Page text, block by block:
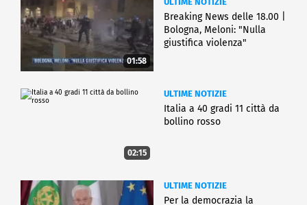
01:58
Breaking News delle 18.00 |
Bologna, Meloni: "Nulla
giustifica violenza"
02:15
ULTIME NOTIZIE
Italia a 40 gradi 11 città da
bollino rosso
ULTIME NOTIZIE
Per la democrazia la